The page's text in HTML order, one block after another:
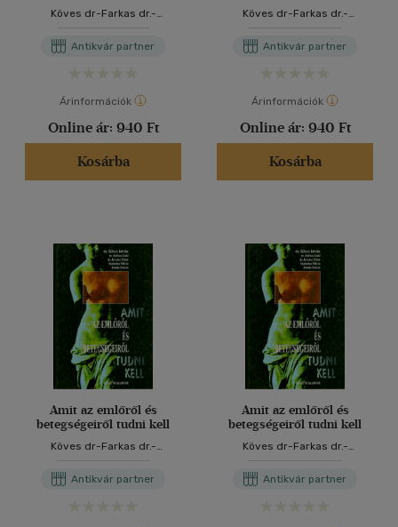
Köves dr-Farkas dr.-
Antikvár partner
Árinformációk
Online ár: 940 Ft
Kosárba
Köves dr-Farkas dr.-
Antikvár partner
Árinformációk
Online ár: 940 Ft
Kosárba
Amit az emlőről és
betegségeiről tudni kell
Köves dr-Farkas dr.-
Antikvár partner
Amit az emlőről és
betegségeiről tudni kell
Köves dr-Farkas dr.-
Antikvár partner